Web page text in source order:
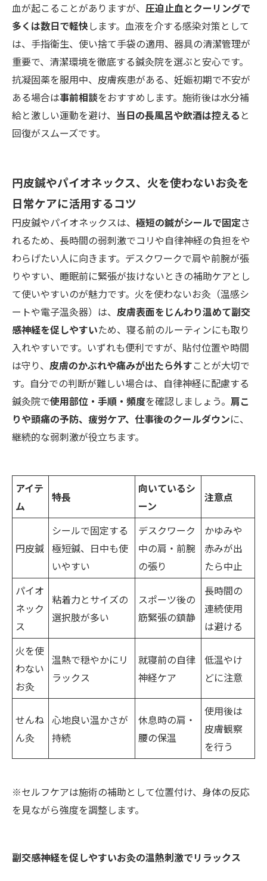
血が起こることがありますが、 圧迫止血とクーリングで
多くは数日で軽快します。血液を介する感染対策として
は、手指衛生、使い捨て手袋の適用、器具の清潔管理が
重要で、清潔環境を徹底する鍼灸院を選ぶと安心です。
抗凝固薬を服用中、皮膚疾患がある、妊娠初期で不安が
ある場合は事前相談をおすすめします。施術後は水分補
給と激しい運動を避け、 当日の長風呂や飲酒は控える と
回復がスムーズです。
円皮鍼やパイオネックス、火を使わないお灸を
日常ケアに活用するコツ
円皮鍼やパイオネックスは、 極短の鍼がシールで固定さ
れるため、長時間の弱刺激でコリや自律神経の負担をや
わらげたい人に向きます。デスクワークで肩や前腕が張
りやすい、睡眠前に緊張が抜けないときの補助ケアとし
て使いやすいのが魅力です。火を使わないお灸（温感シ
ートや電子温灸器）は、 皮膚表面をじんわり温めて副交
感神経を促しやすいため、寝る前のルーティンにも取り
入れやすいです。いずれも便利ですが、貼付位置や時間
は守り、 皮膚のかぶれや痛みが出たら外すことが大切で
す。自分での判断が難しい場合は、自律神経に配慮する
鍼灸院で使用部位・手順・頻度を確認しましょう。 肩こ
りや頭痛の予防、疲労ケア、仕事後のクールダウンに、
継続的な弱刺激が役立ちます。
アイテ
ム
特長
向いているシ
ーン
注意点
円皮鍼
シールで固定する
極短鍼、日中も使
いやすい
デスクワーク
中の肩・前腕
の張り
かゆみや
赤みが出
たら中止
パイオ
ネック
ス
粘着力とサイズの
選択肢が多い
スポーツ後の
筋緊張の鎮静
長時間の
連続使用
は避ける
火を使
わない
お灸
温熱で穏やかにリ
ラックス
就寝前の自律
神経ケア
低温やけ
どに注意
せんね
ん灸
心地良い温かさが
持続
休息時の肩・
腰の保温
使用後は
皮膚観察
を行う
※セルフケアは施術の補助として位置付け、身体の反応
を見ながら強度を調整します。
副交感神経を促しやすいお灸の温熱刺激でリラックス